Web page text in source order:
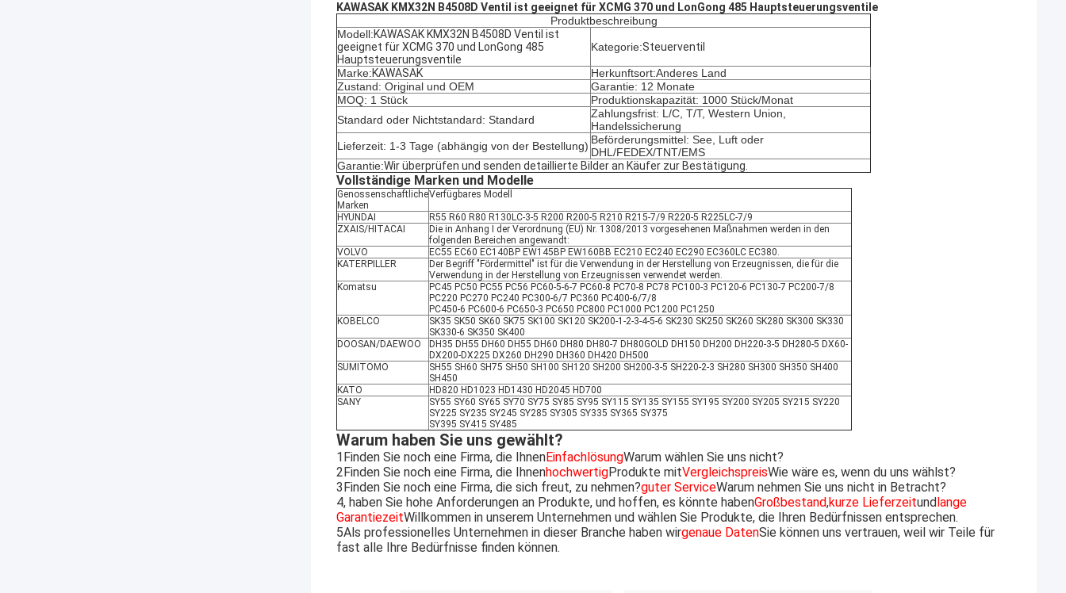
KAWASAK KMX32N B4508D Ventil ist geeignet für XCMG 370 und LonGong 485 Hauptsteuerungsventile
Produktbeschreibung
Modell:KAWASAK KMX32N B4508D Ventil ist
geeignet für XCMG 370 und LonGong 485
Hauptsteuerungsventile
Kategorie:Steuerventil
Marke:KAWASAK
Herkunftsort:Anderes Land
Zustand: Original und OEM
Garantie: 12 Monate
MOQ: 1 Stück
Produktionskapazität: 1000 Stück/Monat
Standard oder Nichtstandard: Standard
Zahlungsfrist: L/C, T/T, Western Union,
Handelssicherung
Lieferzeit: 1-3 Tage (abhängig von der Bestellung) Beförderungsmittel: See, Luft oder
DHL/FEDEX/TNT/EMS
Garantie:Wir überprüfen und senden detaillierte Bilder an Käufer zur Bestätigung.
Vollständige Marken und Modelle
Genossenschaftliche
Marken
Verfügbares Modell
HYUNDAI
R55 R60 R80 R130LC-3-5 R200 R200-5 R210 R215-7/9 R220-5 R225LC-7/9
ZXAIS/HITACAI
Die in Anhang I der Verordnung (EU) Nr. 1308/2013 vorgesehenen Maßnahmen werden in den
folgenden Bereichen angewandt:
VOLVO
EC55 EC60 EC140BP EW145BP EW160BB EC210 EC240 EC290 EC360LC EC380.
KATERPILLER
Der Begriff "Fördermittel" ist für die Verwendung in der Herstellung von Erzeugnissen, die für die
Verwendung in der Herstellung von Erzeugnissen verwendet werden.
Komatsu
PC45 PC50 PC55 PC56 PC60-5-6-7 PC60-8 PC70-8 PC78 PC100-3 PC120-6 PC130-7 PC200-7/8
PC220 PC270 PC240 PC300-6/7 PC360 PC400-6/7/8
PC450-6 PC600-6 PC650-3 PC650 PC800 PC1000 PC1200 PC1250
KOBELCO
SK35 SK50 SK60 SK75 SK100 SK120 SK200-1-2-3-4-5-6 SK230 SK250 SK260 SK280 SK300 SK330
SK330-6 SK350 SK400
DOOSAN/DAEWOO
DH35 DH55 DH60 DH55 DH60 DH80 DH80-7 DH80GOLD DH150 DH200 DH220-3-5 DH280-5 DX60-
DX200-DX225 DX260 DH290 DH360 DH420 DH500
SUMITOMO
SH55 SH60 SH75 SH50 SH100 SH120 SH200 SH200-3-5 SH220-2-3 SH280 SH300 SH350 SH400
SH450
KATO
HD820 HD1023 HD1430 HD2045 HD700
SANY
SY55 SY60 SY65 SY70 SY75 SY85 SY95 SY115 SY135 SY155 SY195 SY200 SY205 SY215 SY220
SY225 SY235 SY245 SY285 SY305 SY335 SY365 SY375
SY395 SY415 SY485
Warum haben Sie uns gewählt?
1Finden Sie noch eine Firma, die IhnenEinfachlösungWarum wählen Sie uns nicht?
2Finden Sie noch eine Firma, die IhnenhochwertigProdukte mitVergleichspreisWie wäre es, wenn du uns wählst?
3Finden Sie noch eine Firma, die sich freut, zu nehmen?guter ServiceWarum nehmen Sie uns nicht in Betracht?
4, haben Sie hohe Anforderungen an Produkte, und hoffen, es könnte habenGroßbestand,kurze Lieferzeitundlange
GarantiezeitWillkommen in unserem Unternehmen und wählen Sie Produkte, die Ihren Bedürfnissen entsprechen.
5Als professionelles Unternehmen in dieser Branche haben wirgenaue DatenSie können uns vertrauen, weil wir Teile für
fast alle Ihre Bedürfnisse finden können.